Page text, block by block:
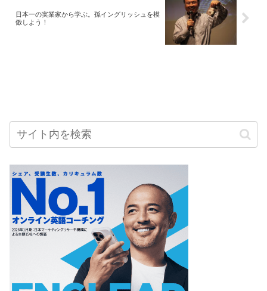
日本一の実業家から学ぶ。孫イングリッシュを模
倣しよう！